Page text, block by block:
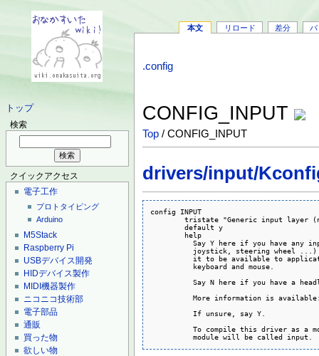
トップ
検索
クイックアクセス
電子工作
プロトタイピング
Arduino
M5Stack
Raspberry Pi
USBデバイス開発
HIDデバイス製作
MIDI機器製作
ニコニコ技術部
電子部品
通販
買った物
欲しい物
本文 リロード 差分 バ
.config
CONFIG_INPUT
Top / CONFIG_INPUT
drivers/input/
config INPUT
	tristate "Generic input layer (needed for keyboard, mouse, ...)" if EXPERT
	default y
	  module will be called input.